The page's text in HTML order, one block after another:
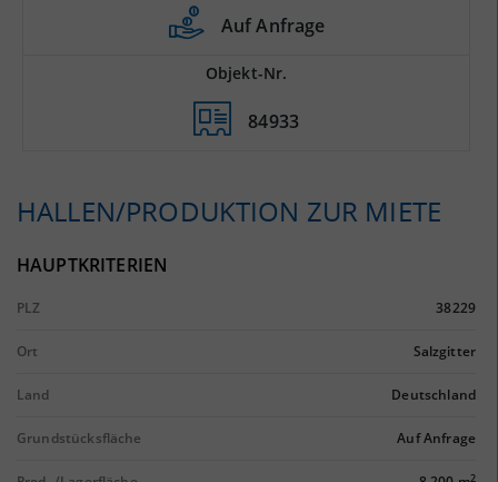
Auf Anfrage
Objekt-Nr.
84933
HALLEN/PRODUKTION ZUR MIETE
HAUPTKRITERIEN
PLZ 38229
Ort Salzgitter
Land Deutschland
Grundstücksfläche Auf Anfrage
2